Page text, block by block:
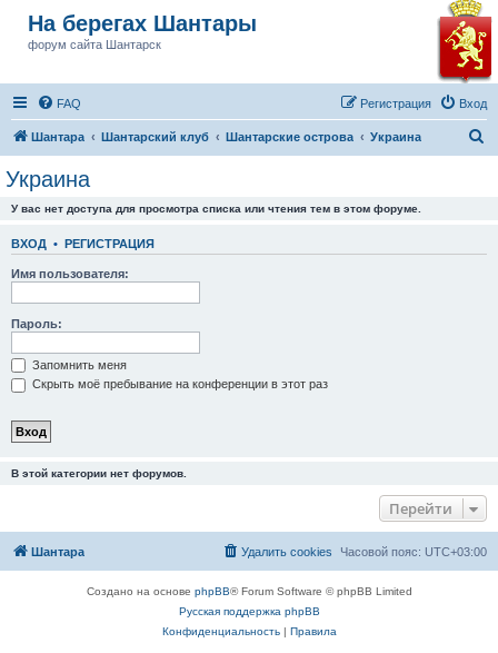
На берегах Шантары
форум сайта Шантарск
FAQ Вход
Регистрация
Шантара Шантарский клуб Шантарские острова Украина
Украина
У вас нет доступа для просмотра списка или чтения тем в этом форуме.
ВХОД • РЕГИСТРАЦИЯ
Имя пользователя:
Пароль:
Запомнить меня
Скрыть моё пребывание на конференции в этот раз
В этой категории нет форумов.
Перейти
Шантара Часовой пояс: UTC+03:00
Удалить cookies
Создано на основе phpBB® Forum Software © phpBB Limited
Русская поддержка phpBB
Конфиденциальность| Правила